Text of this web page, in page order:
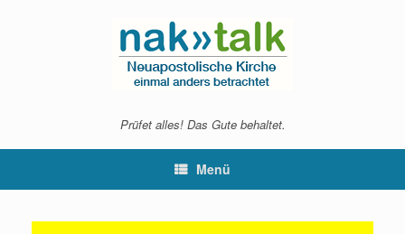
Prüfet alles! Das Gute behaltet.
Menü